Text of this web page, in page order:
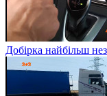
Добірка найбільш